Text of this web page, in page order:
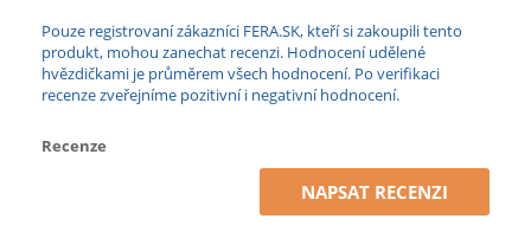
Pouze registrovaní zákazníci FERA.SK, kteří si zakoupili tento
produkt, mohou zanechat recenzi. Hodnocení udělené
hvězdičkami je průměrem všech hodnocení. Po verifikaci
recenze zveřejníme pozitivní i negativní hodnocení.
Recenze
NAPSAT RECENZI